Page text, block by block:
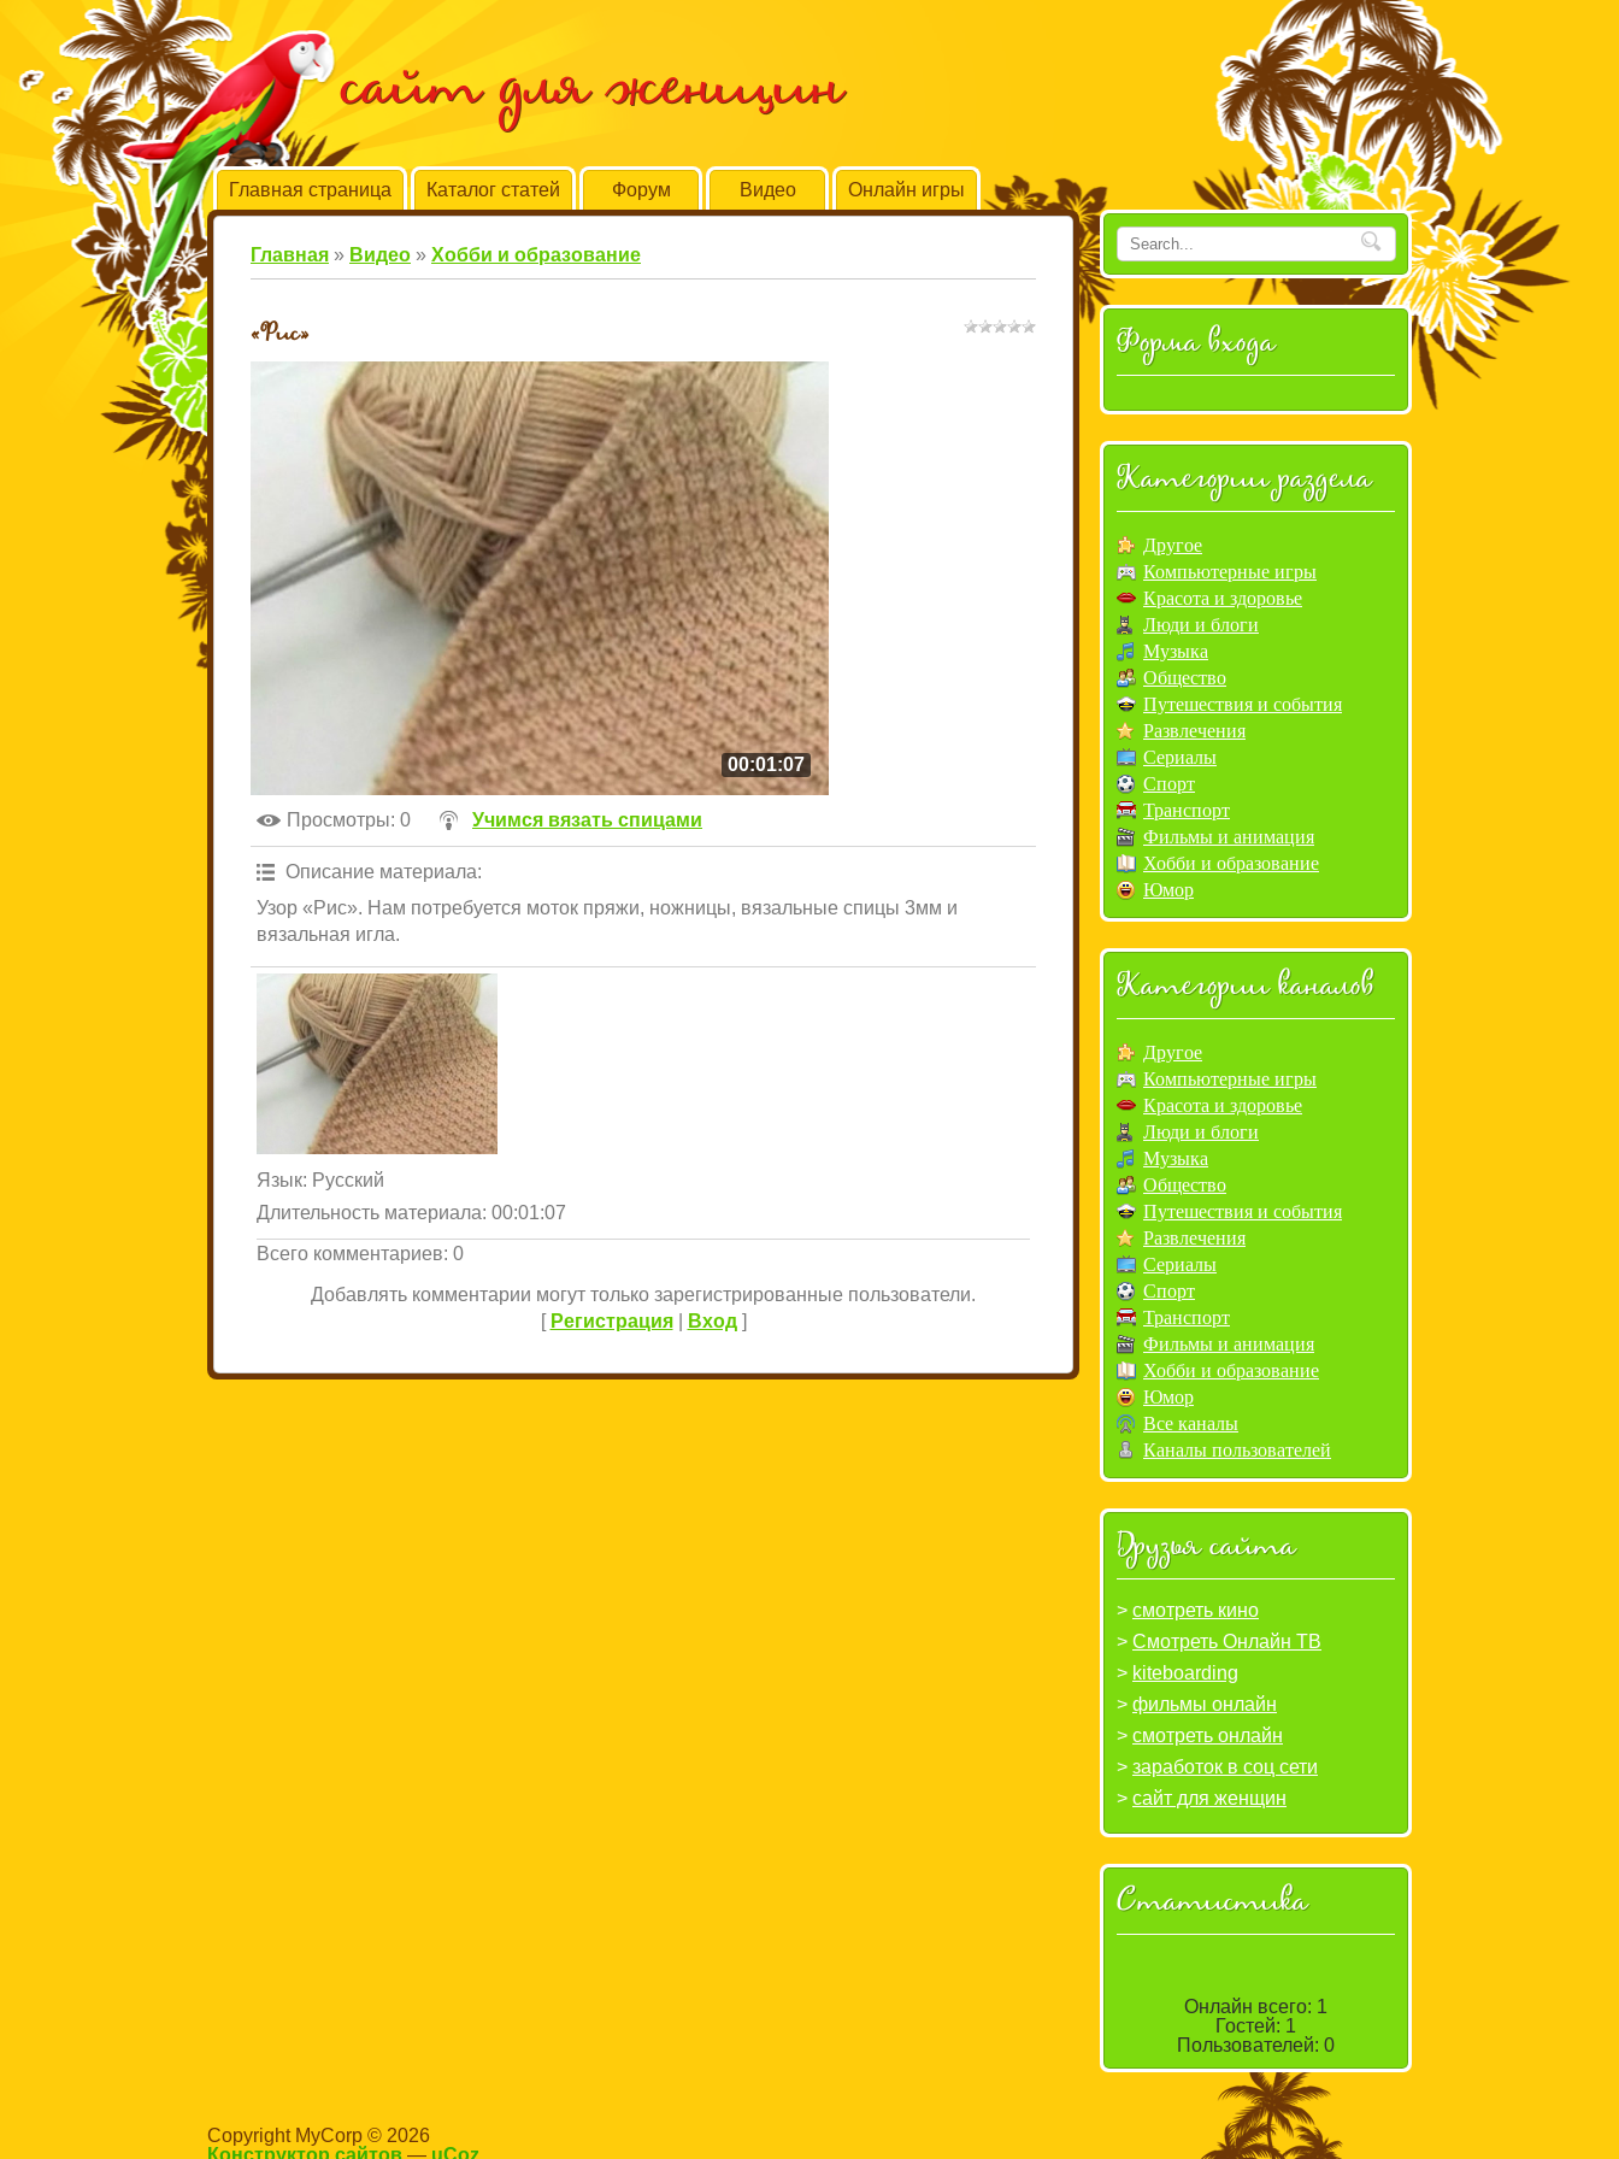
сайт для женщин
Главная страница Каталог статей Форум Видео Онлайн игры
Главная » Видео » Хобби и образование
«Рис»
00:01:07
Просмотры: 0 Учимся вязать спицами
Описание материала:
Узор «Рис». Нам потребуется моток пряжи, ножницы, вязальные спицы 3мм и
вязальная игла.
Язык: Русский
Длительность материала: 00:01:07
Всего комментариев: 0
Добавлять комментарии могут только зарегистрированные пользователи.
[ Регистрация| Вход]
Форма входа
Категории раздела
Другое
Компьютерные игры
Красота и здоровье
Люди и блоги
Музыка
Общество
Путешествия и события
Развлечения
Сериалы
Спорт
Транспорт
Фильмы и анимация
Хобби и образование
Юмор
Категории каналов
Другое
Компьютерные игры
Красота и здоровье
Люди и блоги
Музыка
Общество
Путешествия и события
Развлечения
Сериалы
Спорт
Транспорт
Фильмы и анимация
Хобби и образование
Юмор
Все каналы
Каналы пользователей
Друзья сайта
смотреть кино
Смотреть Онлайн ТВ
kiteboarding
фильмы онлайн
смотреть онлайн
заработок в соц сети
сайт для женщин
Статистика
Онлайн всего: 1
Гостей: 1
Пользователей: 0
Copyright MyCorp © 2026
Конструктор сайтов — uCoz